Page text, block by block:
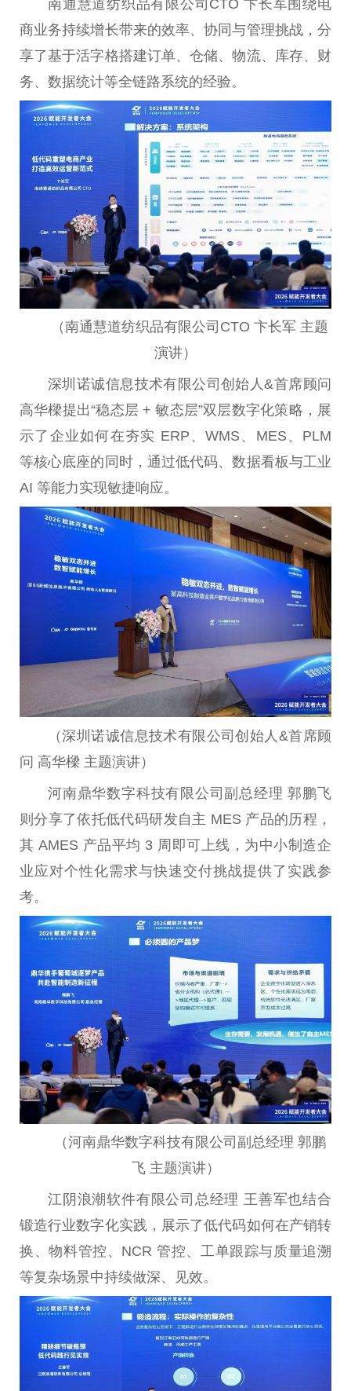
南通慧道纺织品有限公司CTO 卞长军围绕电
商业务持续增长带来的效率、协同与管理挑战，分
享了基于活字格搭建订单、仓储、物流、库存、财
务、数据统计等全链路系统的经验。
（南通慧道纺织品有限公司CTO 卞长军 主题
演讲）
深圳诺诚信息技术有限公司创始人&首席顾问
高华樑提出“稳态层 + 敏态层”双层数字化策略，展
示了企业如何在夯实 ERP、WMS、MES、PLM
等核心底座的同时，通过低代码、数据看板与工业
AI 等能力实现敏捷响应。
（深圳诺诚信息技术有限公司创始人&首席顾
问 高华樑 主题演讲）
河南鼎华数字科技有限公司副总经理 郭鹏飞
则分享了依托低代码研发自主 MES 产品的历程，
其 AMES 产品平均 3 周即可上线，为中小制造企
业应对个性化需求与快速交付挑战提供了实践参
考。
（河南鼎华数字科技有限公司副总经理 郭鹏
飞 主题演讲）
江阴浪潮软件有限公司总经理 王善军也结合
锻造行业数字化实践，展示了低代码如何在产销转
换、物料管控、NCR 管控、工单跟踪与质量追溯
等复杂场景中持续做深、见效。